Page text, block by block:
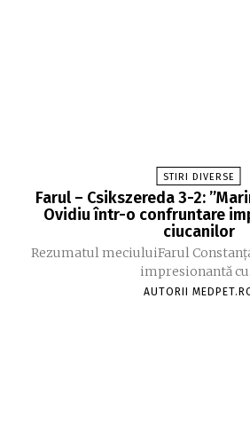
STIRI DIVERSE
Farul – Csikszereda 3-2:
Ovidiu într-o confruntare
ciucanilor
Rezumatul meciuluiFarul
impresionantă
AUTORII